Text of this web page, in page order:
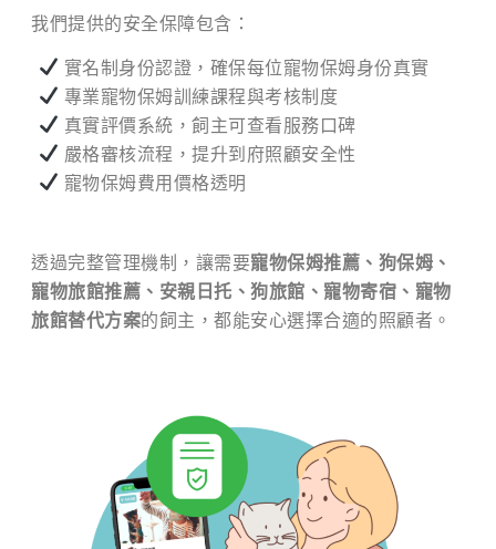
我們提供的安全保障包含：
實名制身份認證，確保每位寵物保姆身份真實
專業寵物保姆訓練課程與考核制度
真實評價系統，飼主可查看服務口碑
嚴格審核流程，提升到府照顧安全性
寵物保姆費用價格透明
透過完整管理機制，讓需要寵物保姆推薦、狗保姆、
寵物旅館推薦、安親日托、狗旅館、寵物寄宿、寵物
旅館替代方案的飼主，都能安心選擇合適的照顧者。